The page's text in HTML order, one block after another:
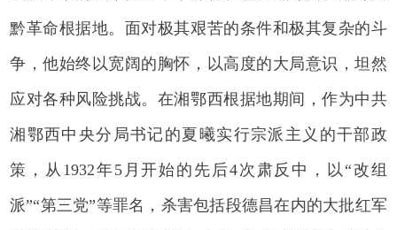
黔革命根据地。面对极其艰苦的条件和极其复杂的斗
争，他始终以宽阔的胸怀，以高度的大局意识，坦然
应对各种风险挑战。在湘鄂西根据地期间，作为中共
湘鄂西中央分局书记的夏曦实行宗派主义的干部政
策，从1932年5月开始的先后4次肃反中，以“改组
派”“第三党”等罪名，杀害包括段德昌在内的大批红军